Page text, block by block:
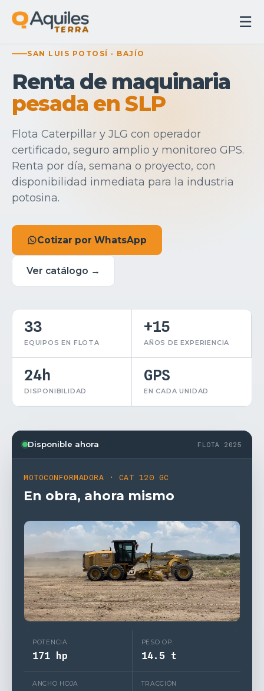
☰
SAN LUIS POTOSÍ · BAJÍO
Renta de maquinaria
pesada en SLP
Flota Caterpillar y JLG con operador
certificado, seguro amplio y monitoreo GPS.
Renta por día, semana o proyecto, con
disponibilidad inmediata para la industria
potosina.
Cotizar por WhatsApp
Ver catálogo →
33
EQUIPOS EN FLOTA
+15
AÑOS DE EXPERIENCIA
24h
DISPONIBILIDAD
GPS
EN CADA UNIDAD
Disponible ahora FLOTA 2025
MOTOCONFORMADORA · CAT 120 GC
En obra, ahora mismo
POTENCIA
171 hp
PESO OP.
14.5 t
ANCHO HOJA TRACCIÓN